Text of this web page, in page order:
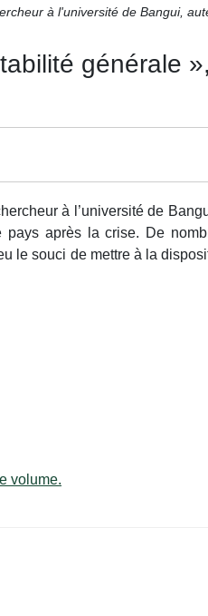
à l'université de Bangui,
générale
à l’université de
après la crise. De
le souci de mettre à la
volume.